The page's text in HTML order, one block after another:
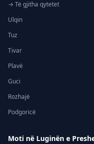
→ Të gjitha qytetet
Ulqin
Tuz
Tivar
Plavë
Guci
Rozhajë
Podgoricë
Moti në Luginën e